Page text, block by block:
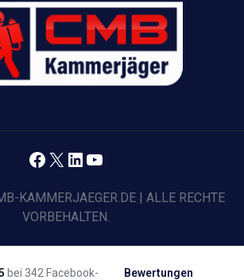
KAMMERJAEGER.DE | ALLE RECHTE
VORBEHALTEN.
Facebook
X LinkedIn
YouTube
bei 342 Facebook-
Bewertungen